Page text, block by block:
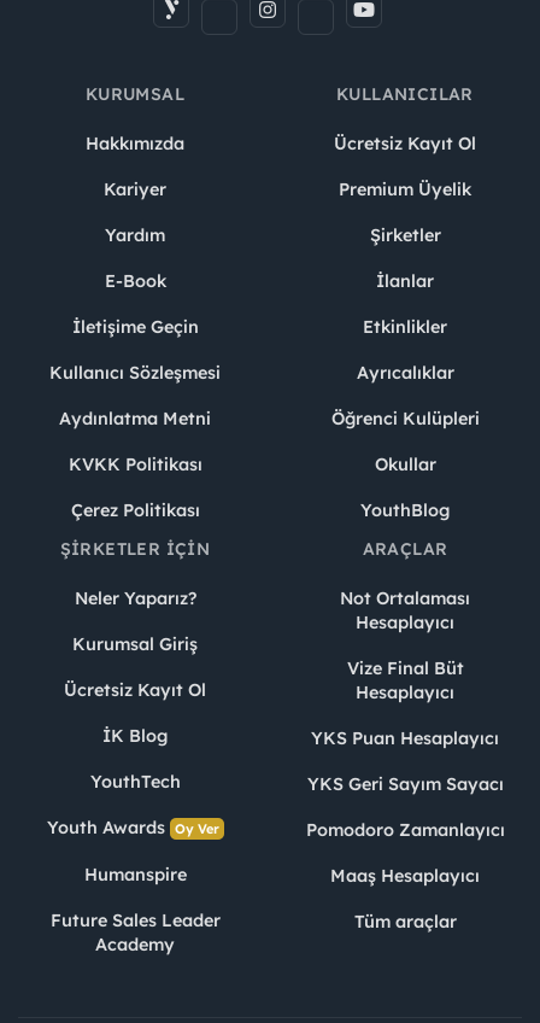
KURUMSAL
Hakkımızda
Kariyer
Yardım
E-Book
İletişime Geçin
Kullanıcı Sözleşmesi
Aydınlatma Metni
KVKK Politikası
Çerez Politikası
KULLANICILAR
Ücretsiz Kayıt Ol
Premium Üyelik
Şirketler
İlanlar
Etkinlikler
Ayrıcalıklar
Öğrenci Kulüpleri
Okullar
YouthBlog
ŞIRKETLER İÇIN
Neler Yaparız?
Kurumsal Giriş
Ücretsiz Kayıt Ol
İK Blog
YouthTech
Youth Awards Oy Ver
Humanspire
Future Sales Leader
Academy
ARAÇLAR
Not Ortalaması
Hesaplayıcı
Vize Final Büt
Hesaplayıcı
YKS Puan Hesaplayıcı
YKS Geri Sayım Sayacı
Pomodoro Zamanlayıcı
Maaş Hesaplayıcı
Tüm araçlar